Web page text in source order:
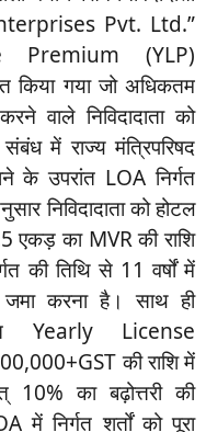
Pvt. Ltd.”
Premium (YLP)
किया गया जो अधिकतम
वाले निविदादाता को
में राज्य मंत्रिपरिषद
के उपरांत LOA निर्गत
निविदादाता को होटल
एकड़ का MVR की राशि
की तिथि से 11 वर्षों में
करना है। साथ ही
Yearly License
की राशि में
10% का बढ़ोत्तरी की
में निर्गत शर्तों को पूरा